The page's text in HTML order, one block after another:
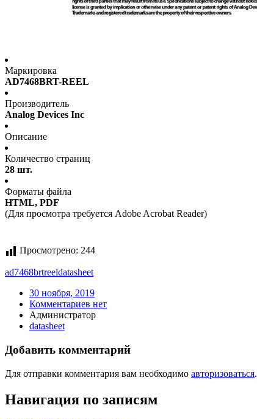
Маркировка
AD7468BRT-REEL
Производитель
Analog Devices Inc
Описание
Количество страниц
28 шт.
Форматы файла
HTML, PDF
(Для просмотра требуется Adobe Acrobat Reader)
Просмотрено: 244
ad7468brtreeldatasheet
30 ноября, 2019
Комментариев нет
Администратор
datasheet
Добавить комментарий
Для отправки комментария вам необходимо авторизоваться.
Навигация по записям